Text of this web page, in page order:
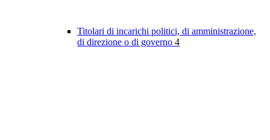
Titolari di incarichi politici, di amministrazione,
di direzione o di governo 4